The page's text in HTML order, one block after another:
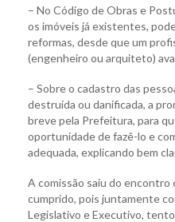
– No Código de Obras e
os imóveis já existentes,
reformas, desde que um
(engenheiro ou arquiteto)
– Sobre o cadastro das
destruída ou danificada, a
breve pela Prefeitura, para
oportunidade de fazê-lo e
adequada, explicando bem
A comissão saiu do encontro
cumprido, pois juntamente
Legislativo e Executivo,